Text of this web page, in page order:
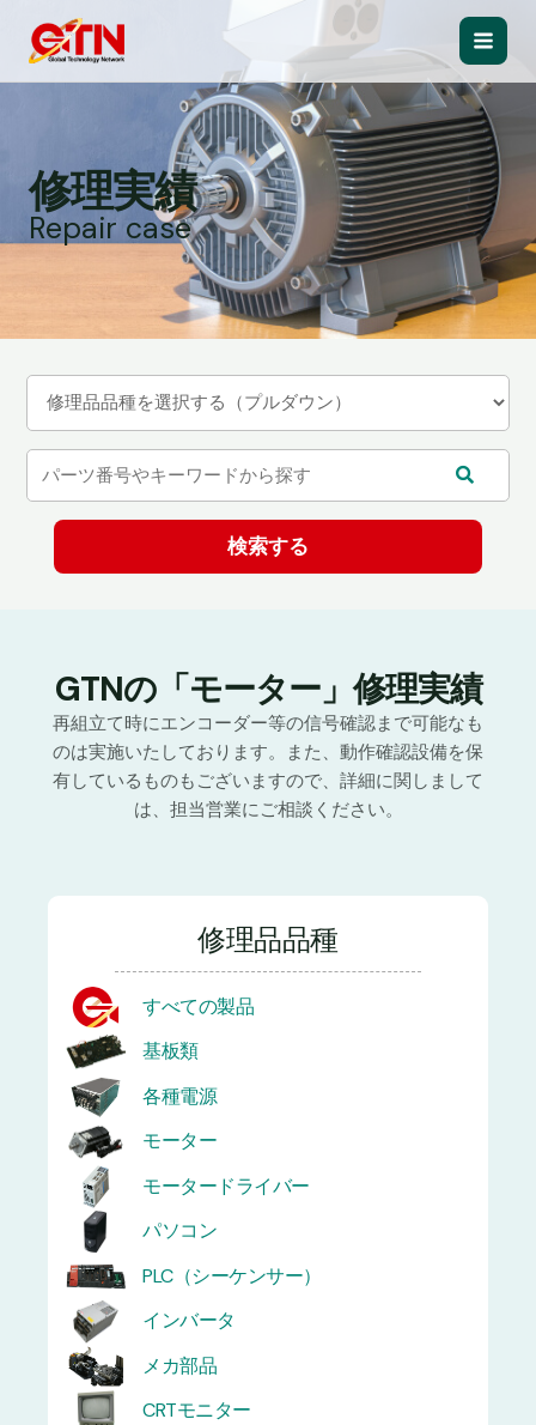
Main
修理実績
Repair case
GTNの「モーター」修理実績
再組立て時にエンコーダー等の信号確認まで可能なも
のは実施いたしております。また、動作確認設備を保
有しているものもございますので、詳細に関しまして
は、担当営業にご相談ください。
修理品品種
すべての製品
基板類
各種電源
モーター
モータードライバー
パソコン
PLC（シーケンサー）
インバータ
メカ部品
CRTモニター